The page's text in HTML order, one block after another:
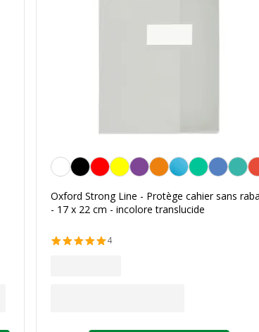
Blanc transparent
Oxford Strong Line - Protège cahier sans
- 17 x 22 cm - incolore translucide
4